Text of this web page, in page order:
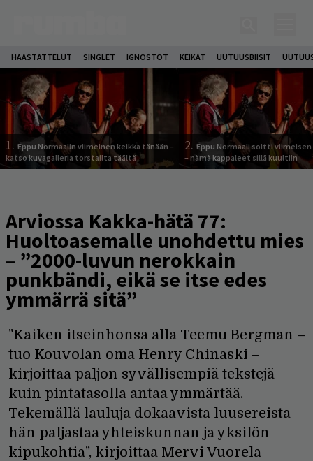
HAASTATTELUT SINGLET IGNOSTOT KEIKAT UUTUUSBIISIT
1. Eppu Normaalin viimeinen keikka tänään –
katso kuvagalleria torstailta täältä
2. Eppu Normaali soitti viimeisen
– nämä kappaleet sillä kuultiin
Arviossa Kakka-hätä 77:
Huoltoasemalle unohdettu mies
– ”2000-luvun nerokkain
punkbändi, eikä se itse edes
ymmärrä sitä”
"Kaiken itseinhonsa alla Teemu Bergman –
tuo Kouvolan oma Henry Chinaski –
kirjoittaa paljon syvällisempiä tekstejä
kuin pintatasolla antaa ymmärtää.
Tekemällä lauluja dokaavista luusereista
hän paljastaa yhteiskunnan ja yksilön
kipukohtia", kirjoittaa Mervi Vuorela